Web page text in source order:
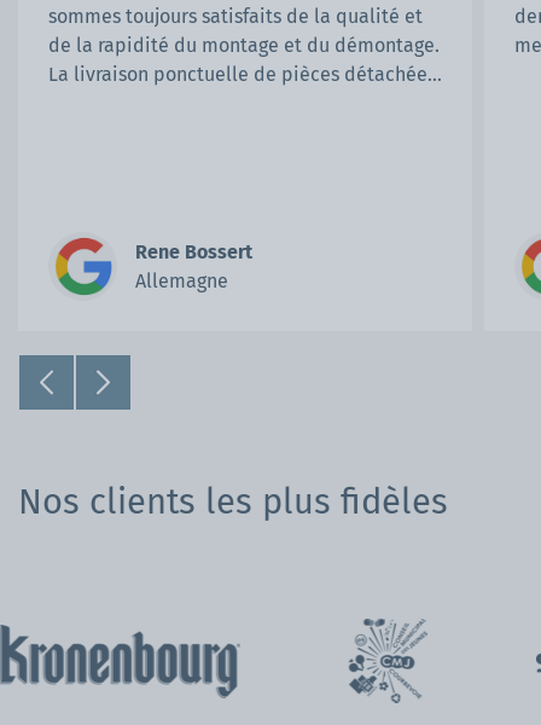
sommes toujours satisfaits de la qualité et
de la rapidité du montage et du démontage.
La livraison ponctuelle de pièces détachées
Rene Bossert
Allemagne
Nos clients les plus fidèles